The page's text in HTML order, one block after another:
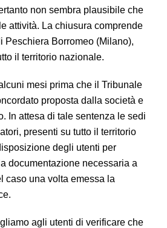
non sembra plausibile che
attività. La chiusura comprende
Peschiera Borromeo (Milano),
il territorio nazionale.
mesi prima che il Tribunale
proposta dalla società e
In attesa di tale sentenza le sedi
presenti su tutto il territorio
degli utenti per
documentazione necessaria a
caso una volta emessa la
agli utenti di verificare che